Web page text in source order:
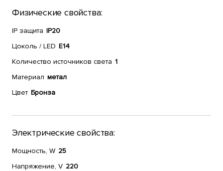
Физические свойства:
IP защита IP20
Цоколь / LED E14
Количество источников света 1
Материал метал
Цвет Бронза
Электрические свойства:
Мощность, W 25
Напряжение, V 220